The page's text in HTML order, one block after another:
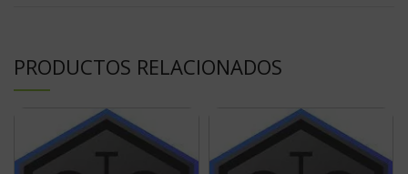
PRODUCTOS RELACIONADOS